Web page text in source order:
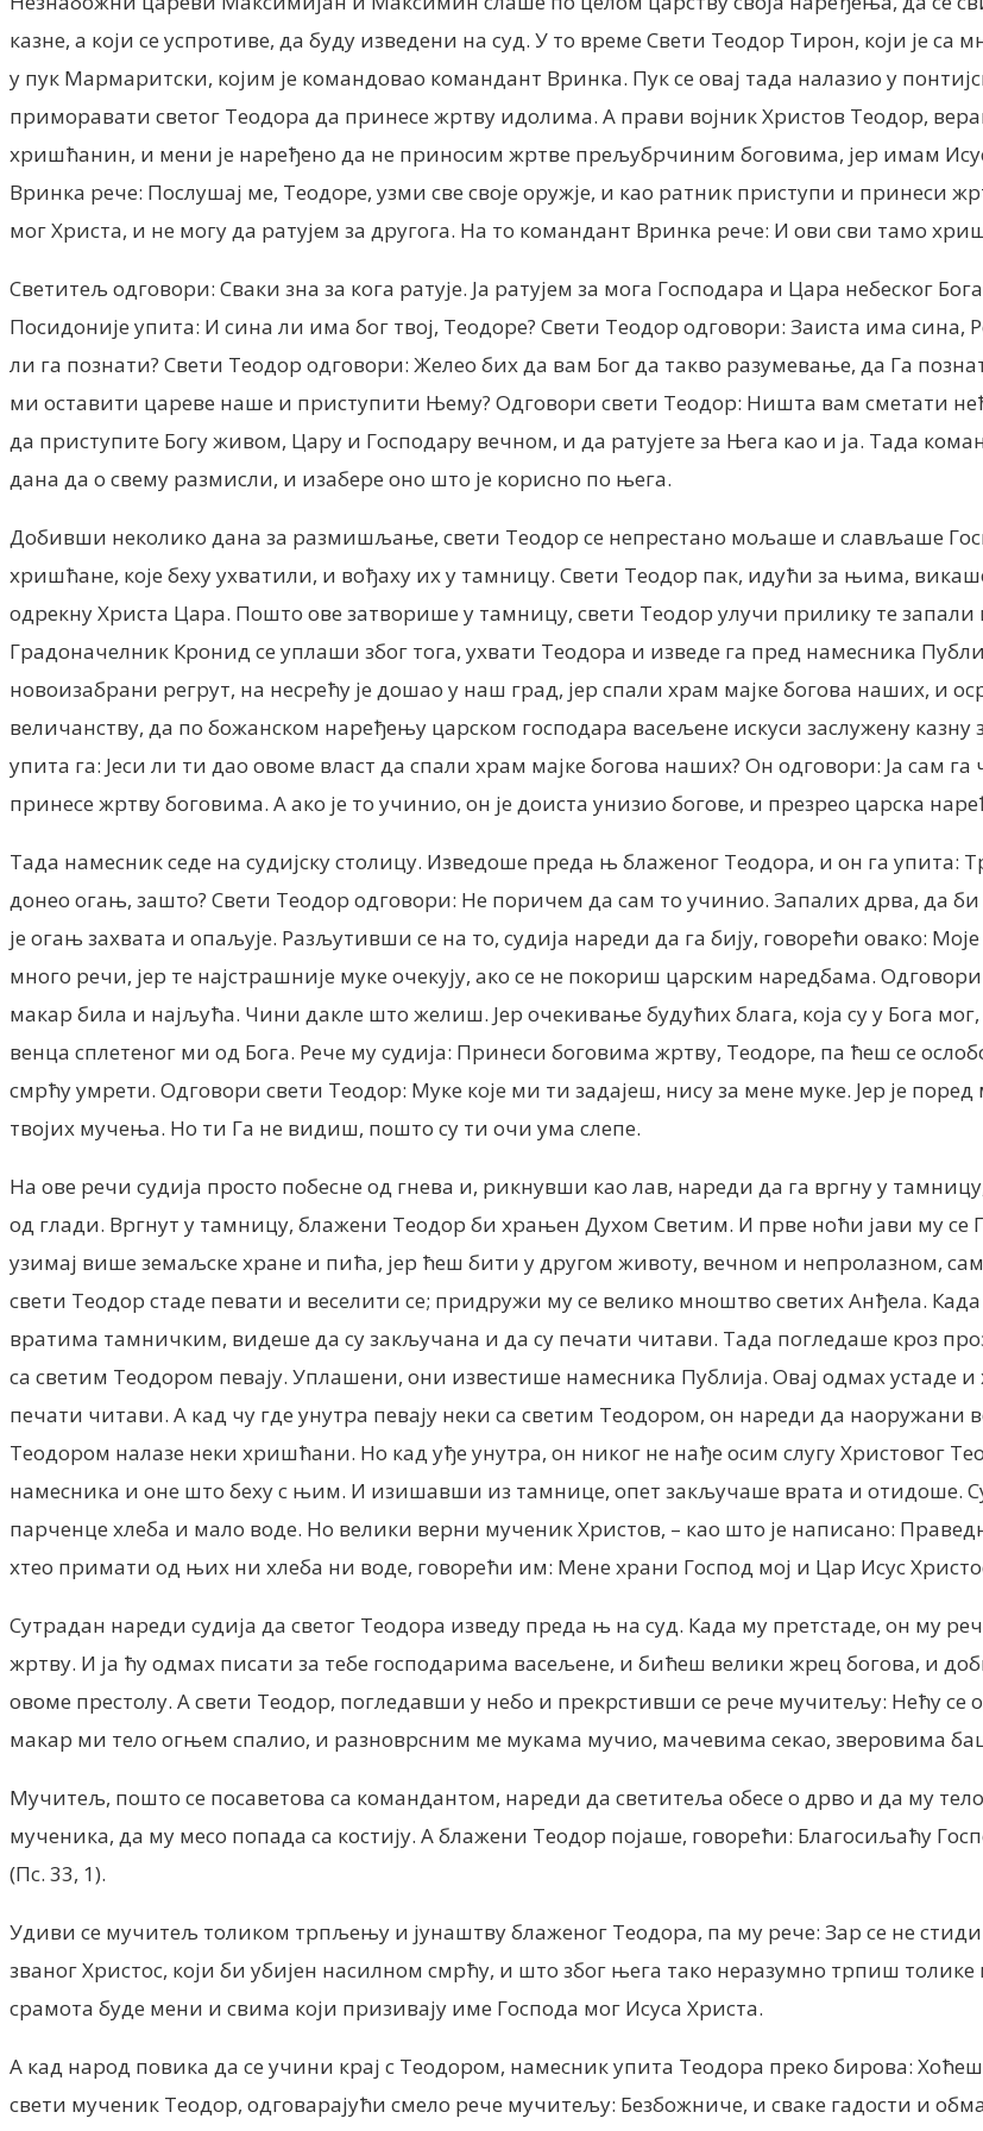
казне, а који се успротиве, да буду изведени на суд. У то време Свети Теодор Тирон, који је
у пук Мармаритски, којим је командовао командант Вринка. Пук се овај тада налазио у
приморавати светог Теодора да принесе жртву идолима. А прави војник Христов Теодор,
хришћанин, и мени је наређено да не приносим жртве прељубрчиним боговима, јер имам
Вринка рече: Послушај ме, Теодоре, узми све своје оружје, и као ратник приступи и принеси
мог Христа, и не могу да ратујем за другога. На то командант Вринка рече: И ови сви тамо
Светитељ одговори: Сваки зна за кога ратује. Ја ратујем за мога Господара и Цара небеског
Посидоније упита: И сина ли има бог твој, Теодоре? Свети Теодор одговори: Заиста има
ли га познати? Свети Теодор одговори: Желео бих да вам Бог да такво разумевање, да Га
ми оставити цареве наше и приступити Њему? Одговори свети Теодор: Ништа вам сметати
да приступите Богу живом, Цару и Господару вечном, и да ратујете за Њега као и ја. Тада
дана да о свему размисли, и изабере оно што је корисно по њега.
Добивши неколико дана за размишљање, свети Теодор се непрестано мољаше и слављаше
хришћане, које беху ухватили, и вођаху их у тамницу. Свети Теодор пак, идући за њима,
одрекну Христа Цара. Пошто ове затворише у тамницу, свети Теодор улучи прилику те
Градоначелник Кронид се уплаши због тога, ухвати Теодора и изведе га пред намесника
новоизабрани регрут, на несрећу је дошао у наш град, јер спали храм мајке богова наших, и
величанству, да по божанском наређењу царском господара васељене искуси заслужену
упита га: Јеси ли ти дао овоме власт да спали храм мајке богова наших? Он одговори: Ја сам
принесе жртву боговима. А ако је то учинио, он је доиста унизио богове, и презрео царска
Тада намесник седе на судијску столицу. Изведоше преда њ блаженог Теодора, и он га упита:
донео огањ, зашто? Свети Теодор одговори: Нe поричем да сам то учинио. Запалих дрва, да
је огањ захвата и опаљује. Разљутивши се на то, судија нареди да га бију, говорећи овако:
много речи, јер те најстрашније муке очекују, ако се не покориш царским наредбама.
макар била и најљућа. Чини дакле што желиш. Јер очекивање будућих блага, која су у Бога
венца сплетеног ми од Бога. Рече му судија: Принеси боговима жртву, Теодоре, па ћеш се
смрћу умрети. Одговори свети Теодор: Муке које ми ти задајеш, нису за мене муке. Јер је
твојих мучења. Но ти Га не видиш, пошто су ти очи ума слепе.
На ове речи судија просто побесне од гнева и, рикнувши као лав, нареди да га вргну у
од глади. Вргнут у тамницу, блажени Теодор би храњен Духом Светим. И прве ноћи јави му се
узимај више земаљске хране и пића, јер ћеш бити у другом животу, вечном и непролазном,
свети Теодор стаде певати и веселити се; придружи му се велико мноштво светих Анђела.
вратима тамничким, видеше да су закључана и да су печати читави. Тада погледаше кроз
са светим Теодором певају. Уплашени, они известише намесника Публија. Овај одмах устаде
печати читави. А кад чу где унутра певају неки са светим Теодором, он нареди да наоружани
Теодором налазе неки хришћани. Но кад уђе унутра, он никог не нађе осим слугу Христовог
намесника и оне што беху с њим. И изишавши из тамнице, опет закључаше врата и отидоше.
парченце хлеба и мало воде. Но велики верни мученик Христов, – као што је написано:
хтео примати од њих ни хлеба ни воде, говорећи им: Мене храни Господ мој и Цар Исус
Сутрадан нареди судија да светог Теодора изведу преда њ на суд. Када му претстаде, он му
жртву. И ја ћу одмах писати за тебе господарима васељене, и бићеш велики жрец богова, и
овоме престолу. А свети Теодор, погледавши у небо и прекрстивши се рече мучитељу: Нећу се
макар ми тело огњем спалио, и разноврсним ме мукама мучио, мачевима секао, зверовима
Мучитељ, пошто се посаветова са командантом, нареди да светитеља обесе о дрво и да му
мученика, да му месо попада са костију. А блажени Теодор појаше, говорећи: Благосиљаћу
(Пс. 33, 1).
Удиви се мучитељ толиком трпљењу и јунаштву блаженог Теодора, па му рече: Зар се не
званог Христос, који би убијен насилном смрћу, и што због њега тако неразумно трпиш
срамота буде мени и свима који призивају име Господа мог Исуса Христа.
А кад народ повика да се учини крај с Теодором, намесник упита Теодора преко бирова:
свети мученик Теодор, одговарајући смело рече мучитељу: Безбожниче, и сваке гадости и